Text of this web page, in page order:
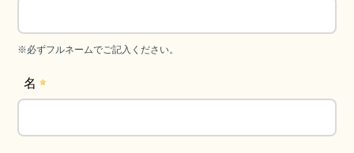
※必ずフルネームでご記入ください。
名